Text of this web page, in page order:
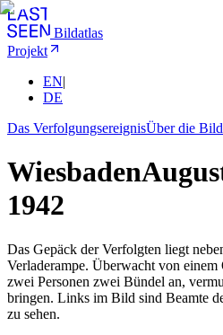
Bildatlas
Projekt
EN|
DE
Das VerfolgungsereignisÜber die
Wiesbaden
1942
Das Gepäck der Verfolgten liegt
Verladerampe. Überwacht von einem
zwei Personen zwei Bündel an,
bringen. Links im Bild sind Beamte
zu sehen.